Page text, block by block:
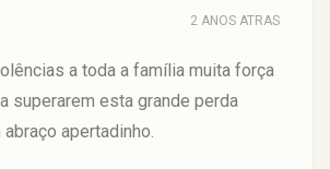
2 ANOS ATRAS
a toda a família muita força
superarem esta grande perda
apertadinho.